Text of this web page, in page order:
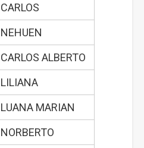
CARLOS
NEHUEN
CARLOS ALBERTO
LILIANA
LUANA MARIAN
NORBERTO